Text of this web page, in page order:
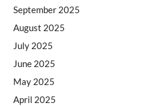
September 2025
August 2025
July 2025
June 2025
May 2025
April 2025